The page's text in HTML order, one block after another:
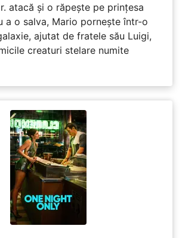
atacă și o răpește pe prinţesa
a o salva, Mario pornește într-o
ajutat de fratele său Luigi,
creaturi stelare numite